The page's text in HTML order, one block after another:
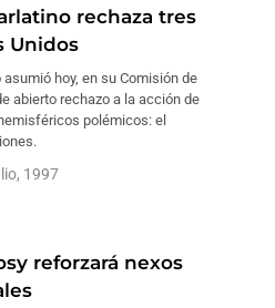
rechaza tres
Unidos
hoy, en su Comisión de
abierto rechazo a la acción de
polémicos: el
1997
reforzará nexos